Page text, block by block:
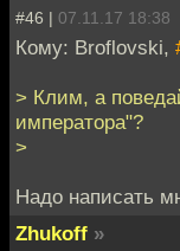
#46 | 07.11.17 18:38
Кому: Broflovski,
> Клим, а
императора"?
>
Надо написать
Zhukoff »